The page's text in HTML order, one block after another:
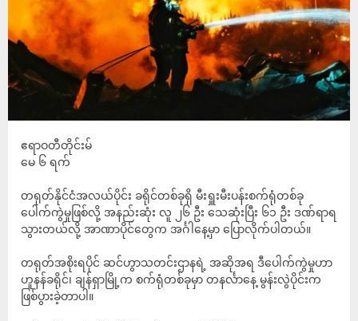
ဧရာဝတီတိုင်းမ်
မေ ၆ ရက်
တရုတ်နိုင်ငံအလယ်ပိုင်း ခရိုင်တစ်ခုရှိ မီးရှူးမီးပန်းစက်ရုံတစ်ခု
ပေါက်ကွဲမှုဖြစ်လို့ အနည်းဆုံး လူ ၂၆ ဦး သေဆုံးပြီး ၆၁ ဦး ဒဏ်ရာရ
သွားတယ်လို့ အာဏာပိုင်တွေက အင်္ဂါနေ့မှာ ပြောလိုက်ပါတယ်။
တရုတ်အစိုးရပိုင် ဆင်ဟွာသတင်းဌာနရဲ့ အဆိုအရ ဒီပေါက်ကွဲမှုဟာ
ဟူနန်ခရိုင်၊ ချန်ရှာမြို့က စက်ရုံတစ်ခုမှာ တနင်္လာနေ့ မွန်းလွဲပိုင်းက
ဖြစ်ပွားခဲ့တာပါ။